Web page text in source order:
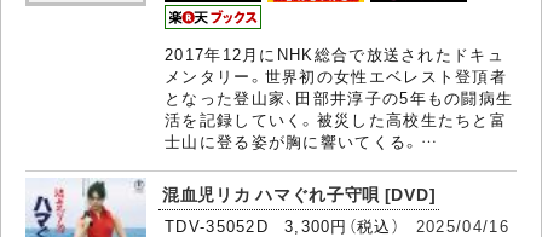
2017年12月にNHK総合で放送されたドキュ
メンタリー。世界初の女性エベレスト登頂者
となった登山家、田部井淳子の5年もの闘病生
活を記録していく。被災した高校生たちと富
士山に登る姿が胸に響いてくる。…
混血児リカ ハマぐれ子守唄 [DVD]
TDV-35052D 3,300円（税込） 2025/04/16